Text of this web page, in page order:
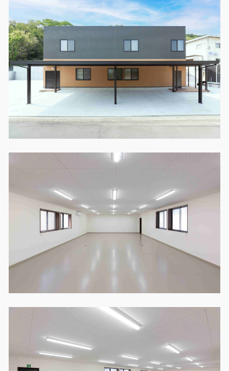
ユニットハウス
モジュール建築（プレハブ）
システム建築
危険物保管庫
防災倉庫
映像集
ナガワひまわり財団
展示場用地の募集